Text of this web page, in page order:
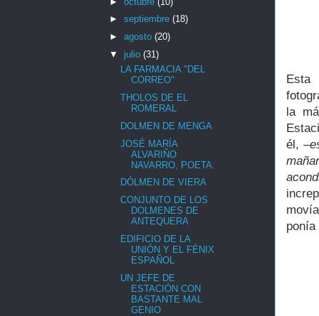
Esta
la
él,
ponía
► septiembre (18)
► agosto (20)
▼ julio (31)
LA FARMACIA "DEL
CORREO"
THOLOS DE EL
ROMERAL
DOLMEN DE MENGA
JOSÉ MARÍA
ALVARIÑO
NAVARRO, POETA.
DÓLMEN DE VIERA
CONJUNTO DE LOS
DOLMENES DE
ANTEQUERA
EDIFICIO DE LA
UNIÓN Y EL FÉNIX
ESPAÑOL
UN JEFE DE
ESTACIÓN CON
BASTANTE MAL
GENIO